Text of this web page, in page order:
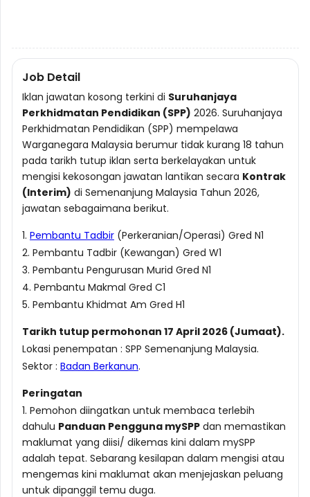
Job Detail
Iklan jawatan kosong terkini di Suruhanjaya
Perkhidmatan Pendidikan (SPP) 2026. Suruhanjaya
Perkhidmatan Pendidikan (SPP) mempelawa
Warganegara Malaysia berumur tidak kurang 18 tahun
pada tarikh tutup iklan serta berkelayakan untuk
mengisi kekosongan jawatan lantikan secara Kontrak
(Interim) di Semenanjung Malaysia Tahun 2026,
jawatan sebagaimana berikut.
1. Pembantu Tadbir (Perkeranian/Operasi) Gred N1
2. Pembantu Tadbir (Kewangan) Gred W1
3. Pembantu Pengurusan Murid Gred N1
4. Pembantu Makmal Gred C1
5. Pembantu Khidmat Am Gred H1
Tarikh tutup permohonan 17 April 2026 (Jumaat).
Lokasi penempatan : SPP Semenanjung Malaysia.
Sektor : Badan Berkanun.
Peringatan
1. Pemohon diingatkan untuk membaca terlebih
dahulu Panduan Pengguna mySPP dan memastikan
maklumat yang diisi/ dikemas kini dalam mySPP
adalah tepat. Sebarang kesilapan dalam mengisi atau
mengemas kini maklumat akan menjejaskan peluang
untuk dipanggil temu duga.